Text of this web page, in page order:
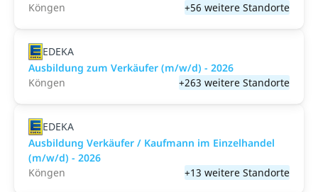
Köngen
+56 weitere Standorte
EDEKA
Ausbildung zum Verkäufer (m/w/d) - 2026
Köngen
+263 weitere Standorte
EDEKA
Ausbildung Verkäufer / Kaufmann im Einzelhandel
(m/w/d) - 2026
Köngen
+13 weitere Standorte